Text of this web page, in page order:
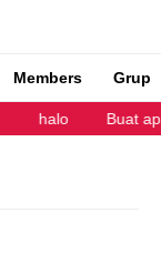
Members Grup
halo Buat